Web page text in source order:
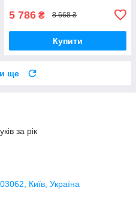
5 786 ₴ 8 668 ₴
Купити
ще
за рік
Київ, Україна